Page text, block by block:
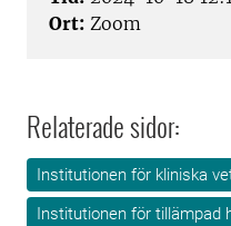
Ort: Zoom
Relaterade sidor:
Institutionen för kliniska
Institutionen för tillämpad